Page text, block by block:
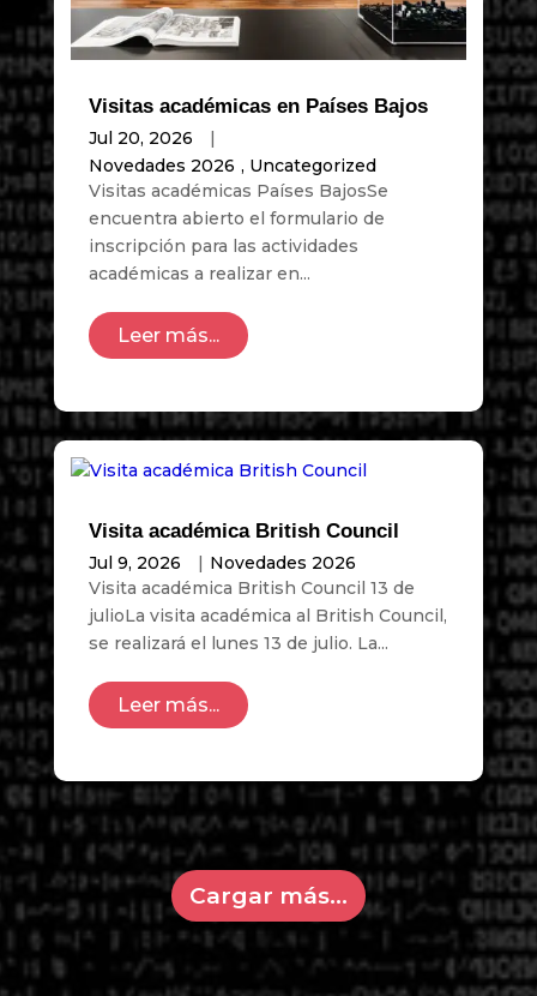
Visitas académicas en Países Bajos
Jul 20, 2026
|
Novedades 2026 , Uncategorized
Visitas académicas Países BajosSe
encuentra abierto el formulario de
inscripción para las actividades
académicas a realizar en...
Leer más...
Visita académica British Council
Jul 9, 2026 | Novedades 2026
Visita académica British Council 13 de
julioLa visita académica al British Council,
se realizará el lunes 13 de julio. La...
Leer más...
Cargar más...